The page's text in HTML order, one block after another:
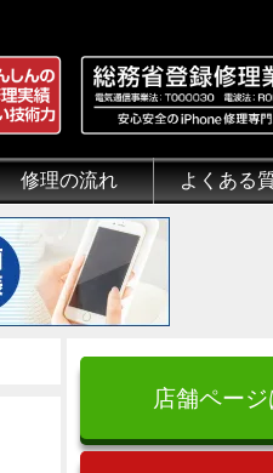
.jp
性いて
修理の流れ
来店修理の流れ
郵送修理の流れ
出張修理の流れ
よくある
よくある質問（iPhone修理）
よくある質問（郵送修理）
よくある質問（出張修理）
よくある質問（G-PACK）
店舗ペー